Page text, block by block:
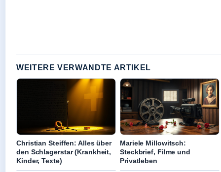
WEITERE VERWANDTE ARTIKEL
Christian Steiffen: Alles über
den Schlagerstar (Krankheit,
Kinder, Texte)
Mariele Millowitsch:
Steckbrief, Filme und
Privatleben